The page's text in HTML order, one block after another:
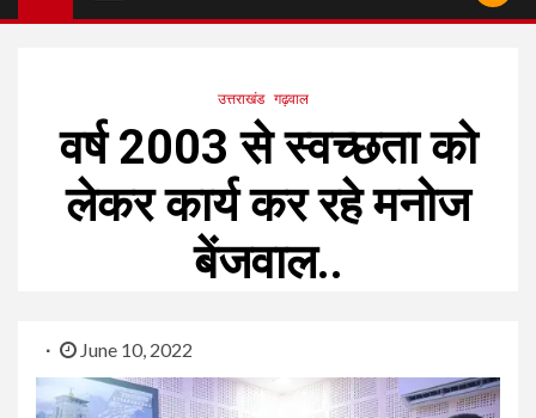
उत्तराखंड गढ़वाल
वर्ष 2003 से स्वच्छता को
लेकर कार्य कर रहे मनोज
बेंजवाल..
June 10, 2022